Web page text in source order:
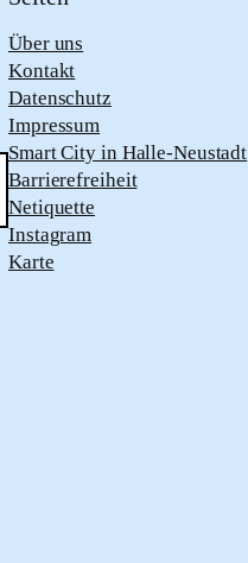
Über uns
Kontakt
Datenschutz
Impressum
Smart City in Halle-Neustadt
Barrierefreiheit
Netiquette
Instagram
Karte